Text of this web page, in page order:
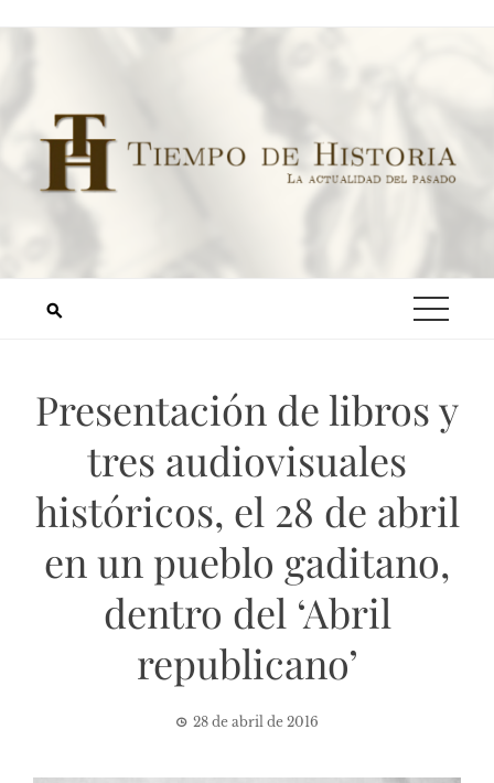
Presentación de libros y
tres audiovisuales
históricos, el 28 de abril
en un pueblo gaditano,
dentro del ‘Abril
republicano’
28 de abril de 2016